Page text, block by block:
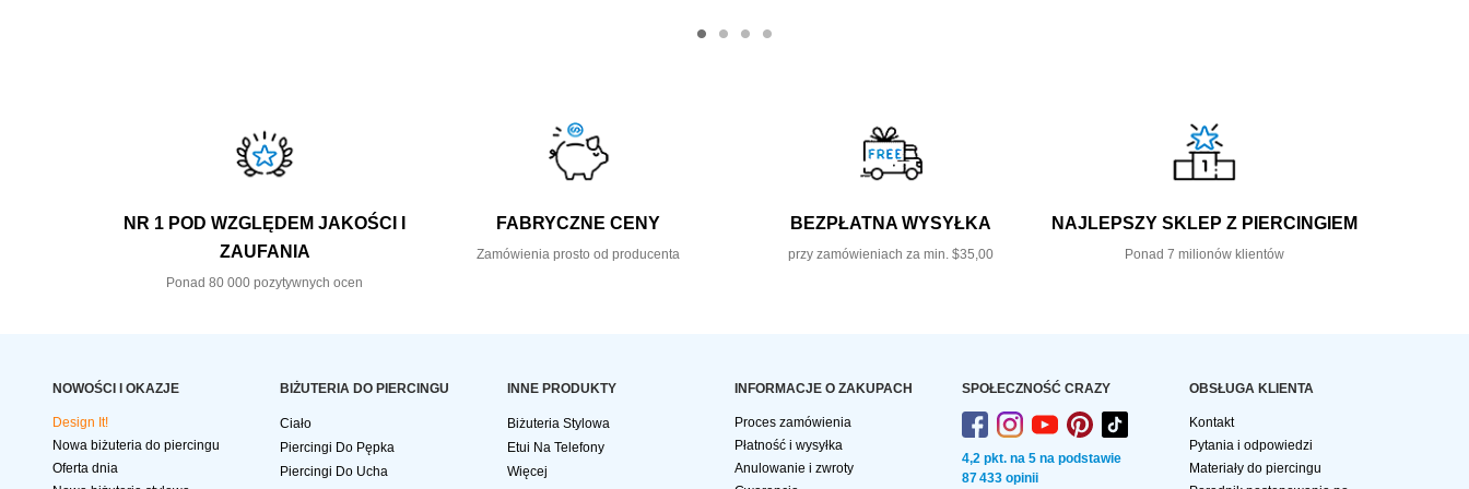
NR 1 POD WZGLĘDEM JAKOŚCI I
ZAUFANIA
Ponad 80 000 pozytywnych ocen
FABRYCZNE CENY
Zamówienia prosto od producenta
BEZPŁATNA WYSYŁKA
przy zamówieniach za min. $35,00
NAJLEPSZY SKLEP Z PIERCINGIEM
Ponad 7 milionów klientów
NOWOŚCI I OKAZJE
Design It!
Nowa biżuteria do piercingu
Oferta dnia
BIŻUTERIA DO PIERCINGU
Ciało
Piercingi Do Pępka
Piercingi Do Ucha
INNE PRODUKTY
Biżuteria Stylowa
Etui Na Telefony
Więcej
INFORMACJE O ZAKUPACH
Proces zamówienia
Płatność i wysyłka
Anulowanie i zwroty
SPOŁECZNOŚĆ CRAZY
4,2 pkt. na 5 na podstawie
87 433 opinii
OBSŁUGA KLIENTA
Kontakt
Pytania i odpowiedzi
Materiały do piercingu